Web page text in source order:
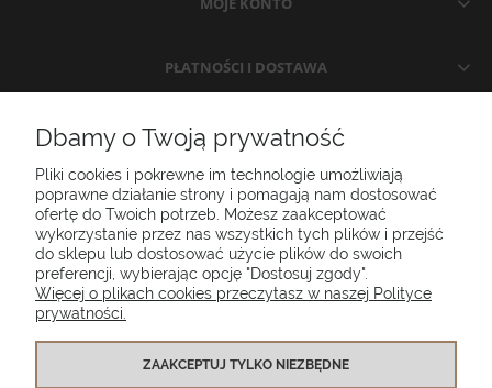
PŁATNOŚCI I DOSTAWA
INFORMACJE
O NAS
Poduszki ogrodowe Setgarden.com | Lubelska 1A, 10-409 Olsztyn |
NIP: 7391986025
(+48) 885 281 885 biuro@setgarden.com
Dbamy o Twoją prywatność
Pliki cookies i pokrewne im technologie umożliwiają
poprawne działanie strony i pomagają nam dostosować
ofertę do Twoich potrzeb. Możesz zaakceptować
wykorzystanie przez nas wszystkich tych plików i przejść
do sklepu lub dostosować użycie plików do swoich
preferencji, wybierając opcję "Dostosuj zgody".
Więcej o plikach cookies przeczytasz w naszej Polityce
prywatności.
ZAAKCEPTUJ TYLKO NIEZBĘDNE